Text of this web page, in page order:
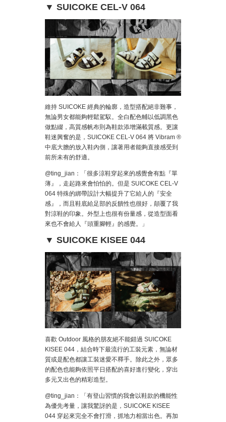
▼ SUICOKE CEL-V 064
維持 SUICOKE 經典的輪廓，造型搭配絕非難事，
無論男女都能夠輕鬆駕馭。全白配色輔以低調黑色
做點綴，高質感帆布則為鞋款添增滿載質感。更讓
鞋迷興奮的是，SUICOKE CEL-V 064 將 Vibram ®
中底大膽的放入鞋內側，讓著用者能夠直接感受到
前所未有的舒適。
@ting_jian：「很多涼鞋穿起來的感覺會有點『單
薄』，走起路來會怕怕的。但是 SUICOKE CEL-V
064 特殊的綁帶設計大幅提升了它給人的『安全
感』，而且鞋底給足部的反饋性也很好，顛覆了我
對涼鞋的印象。外型上也很有份量感，從造型面看
來也不會給人『頭重腳輕』的感覺。」
▼ SUICOKE KISEE 044
喜歡 Outdoor 風格的朋友絕不能錯過 SUICOKE
KISEE 044，結合時下最流行的工裝元素，無論材
質或是配色都讓工裝迷愛不釋手。除此之外，眾多
的配色也能夠依照平日搭配的喜好進行變化，穿出
多元又出色的精彩造型。
@ting_jian：「有登山習慣的我會以鞋款的機能性
為優先考量，讓我驚訝的是，SUICOKE KISEE
044 穿起來完全不會打滑，抓地力相當出色。再加